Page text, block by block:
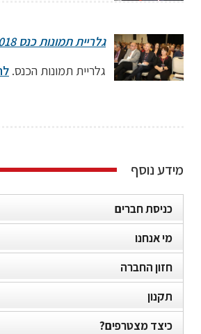
יועץ יל״ד ״לאומית שירותי בריאות״; גזבר החברה
גלריית תמונות כנס 2018
גלריית תמונות הכנס.
מידע נוסף
כניסת חברים
מי אנחנו
חזון החברה
תקנון
כיצד מצטרפים?